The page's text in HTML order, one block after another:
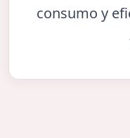
consumo y